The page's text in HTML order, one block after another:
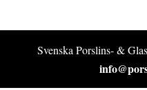
Svenska Porslins- &